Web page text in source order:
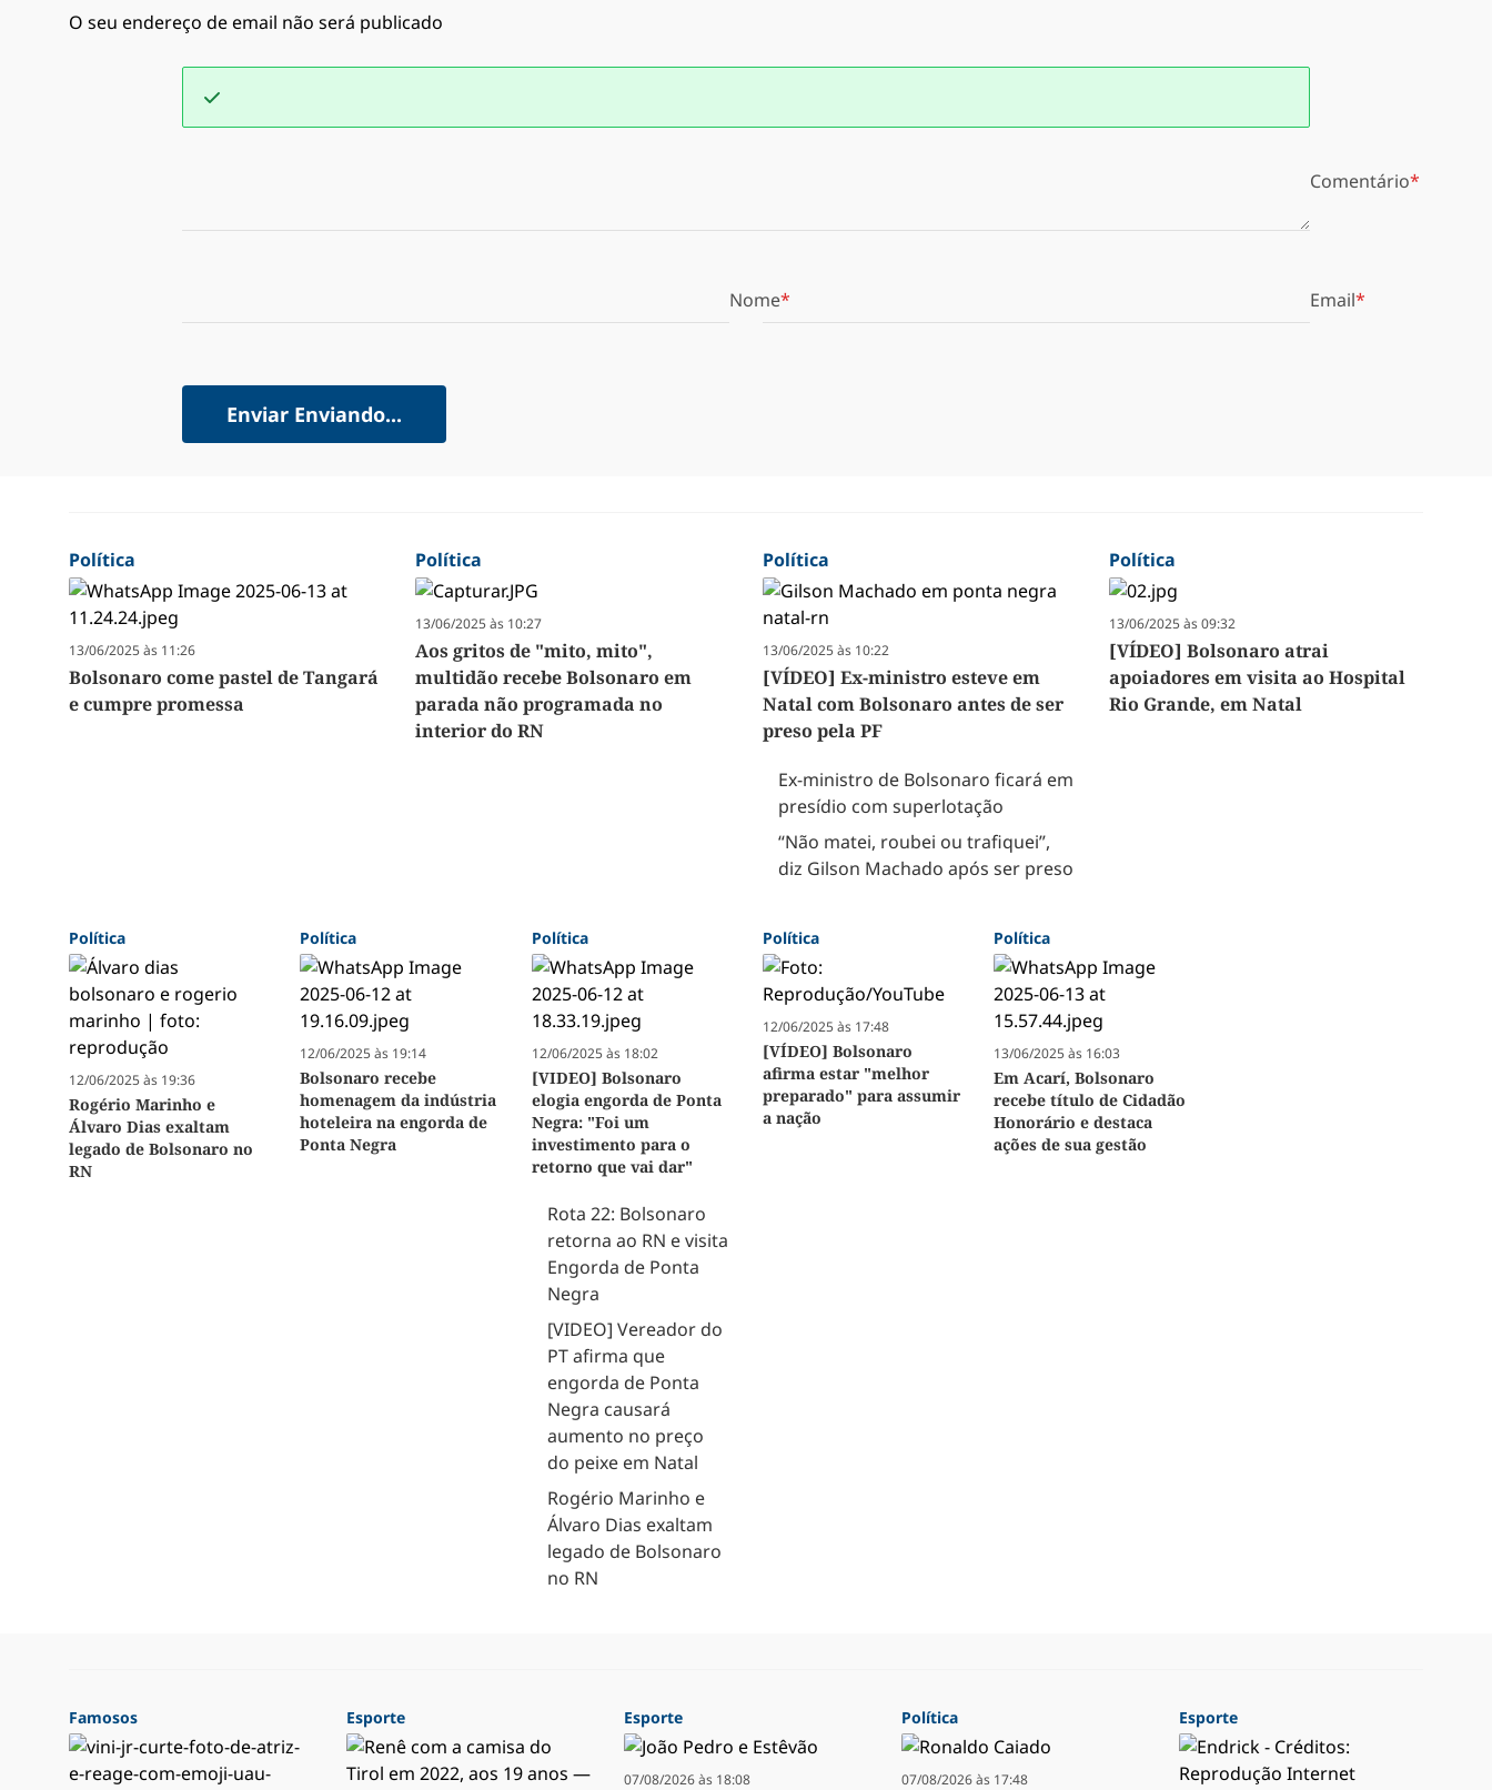
O seu endereço de email não será publicado
Comentário
Nome Email
Enviar Enviando...
Política
13/06/2025 às 11:26
Bolsonaro come pastel de Tangará
e cumpre promessa
Política
13/06/2025 às 10:27
Aos gritos de "mito, mito",
multidão recebe Bolsonaro em
parada não programada no
interior do RN
Política
13/06/2025 às 10:22
[VÍDEO] Ex-ministro esteve em
Natal com Bolsonaro antes de ser
preso pela PF
Ex-ministro de Bolsonaro ficará em
presídio com superlotação
“Não matei, roubei ou trafiquei”,
diz Gilson Machado após ser preso
Política
13/06/2025 às 09:32
[VÍDEO] Bolsonaro atrai
apoiadores em visita ao Hospital
Rio Grande, em Natal
Política
12/06/2025 às 19:36
Rogério Marinho e
Álvaro Dias exaltam
legado de Bolsonaro no
RN
Política
12/06/2025 às 19:14
Bolsonaro recebe
homenagem da indústria
hoteleira na engorda de
Ponta Negra
Política
12/06/2025 às 18:02
[VIDEO] Bolsonaro
elogia engorda de Ponta
Negra: "Foi um
investimento para o
retorno que vai dar"
Rota 22: Bolsonaro
retorna ao RN e visita
Engorda de Ponta
Negra
[VIDEO] Vereador do
PT afirma que
engorda de Ponta
Negra causará
aumento no preço
do peixe em Natal
Rogério Marinho e
Álvaro Dias exaltam
legado de Bolsonaro
no RN
Política
12/06/2025 às 17:48
[VÍDEO] Bolsonaro
afirma estar "melhor
preparado" para assumir
a nação
Política
13/06/2025 às 16:03
Em Acarí, Bolsonaro
recebe título de Cidadão
Honorário e destaca
ações de sua gestão
Famosos Esporte Esporte
07/08/2026 às 18:08
Política
07/08/2026 às 17:48
Esporte